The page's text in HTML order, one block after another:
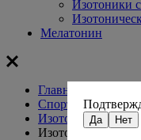
Изотоники
Мелатонин
Главная
Спортивное
Изотоники
Изотоники с
Да Нет